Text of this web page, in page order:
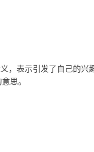
，表示引发了自己的
思。